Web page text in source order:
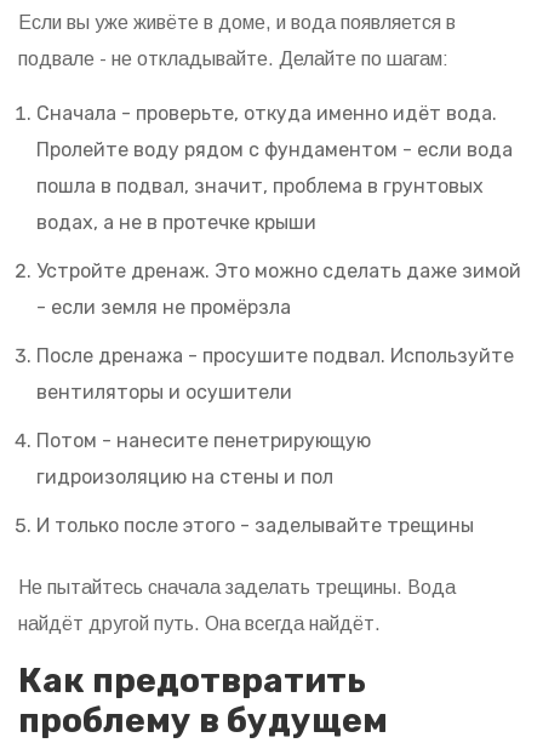
Если вы уже живёте в доме, и вода появляется в
подвале - не откладывайте. Делайте по шагам:
Сначала - проверьте, откуда именно идёт вода.
Пролейте воду рядом с фундаментом - если вода
пошла в подвал, значит, проблема в грунтовых
водах, а не в протечке крыши
Устройте дренаж. Это можно сделать даже зимой
- если земля не промёрзла
После дренажа - просушите подвал. Используйте
вентиляторы и осушители
Потом - нанесите пенетрирующую
гидроизоляцию на стены и пол
И только после этого - заделывайте трещины
Не пытайтесь сначала заделать трещины. Вода
найдёт другой путь. Она всегда найдёт.
Как предотвратить
проблему в будущем